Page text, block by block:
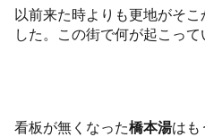
以前来た時よりも更地がそ
した。この街で何が起こっ
看板が無くなった橋本湯はも